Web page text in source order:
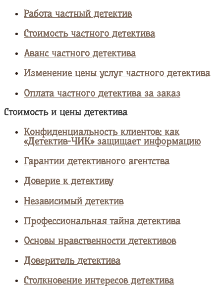
Работа частный детектив
Стоимость частного детектива
Аванс частного детектива
Изменение цены услуг частного детектива
Оплата частного детектива за заказ
Стоимость и цены детектива
Конфиденциальность клиентов: как
«Детектив-ЧИК» защищает информацию
Гарантии детективного агентства
Доверие к детективу
Независимый детектив
Профессиональная тайна детектива
Основы нравственности детективов
Доверитель детектива
Столкновение интересов детектива